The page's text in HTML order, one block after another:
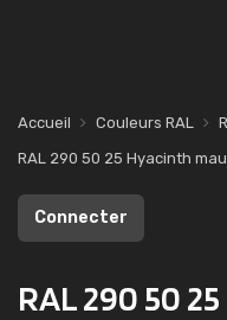
Accueil Couleurs RAL
RAL 290 50 25 Hyacinth
Connecter
RAL 290 50